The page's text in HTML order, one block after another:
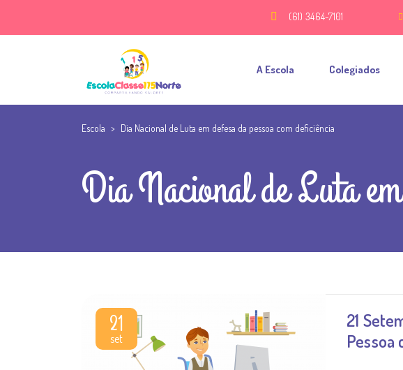
(61) 3464-7101
A Escola Colegiados
Escola > Dia Nacional de Luta em defesa da pessoa com deficiência
Dia Nacional de Luta
21
set
21
Pessoa